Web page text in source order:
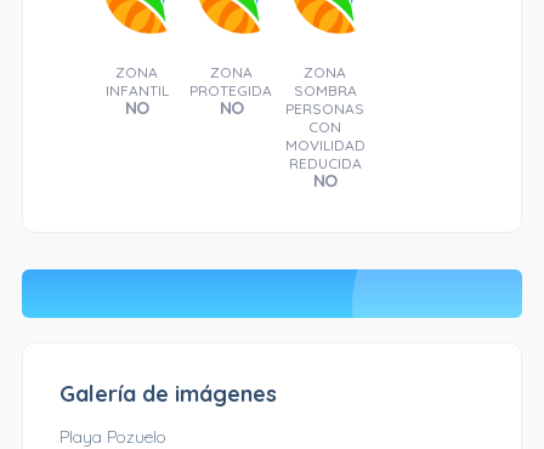
ZONA
INFANTIL
NO
ZONA
PROTEGIDA
NO
ZONA
SOMBRA
PERSONAS
CON
MOVILIDAD
REDUCIDA
NO
Galería de imágenes
Playa Pozuelo